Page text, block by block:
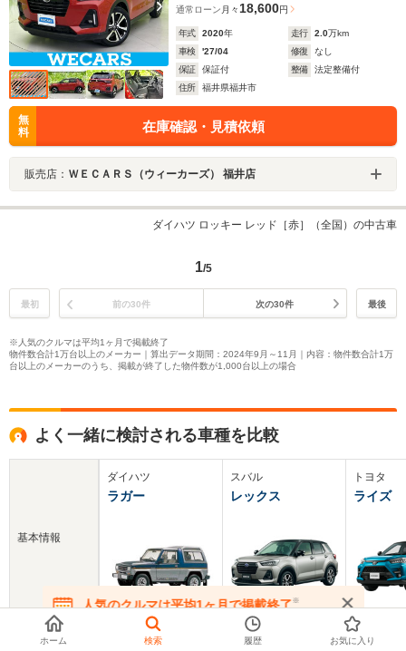
通常ローン 月々18,600円
年式 2020年 走行 2.0万km
車検
'27/04 修復
なし
保証
保証付 整備
法定整備付
住所
福井県福井市
無
料
在庫確認・見積依頼
販売店： ＷＥＣＡＲＳ（ウィーカーズ） 福井店
ダイハツ ロッキー レッド［赤］（全国）の中古車
1/5
最初 前の30件 次の30件 最後
※人気のクルマは平均1ヶ月で掲載終了
物件数合計1万台以上のメーカー｜算出データ期間：2024年9月～11月｜内容：物件数合計1万
台以上のメーカーのうち、掲載が終了した物件数が1,000台以上の場合
よく一緒に検討される車種を比較
基本情報
新車価格
ダイハツ
ラガー
169.5～250万円
スバル
レックス
182～260.8万円
トヨタ
ライズ
167.9～
人気のクルマは平均1ヶ月で掲載終了※
在庫が無くなる前にお問い合わせください
ホーム 検索 履歴 お気に入り